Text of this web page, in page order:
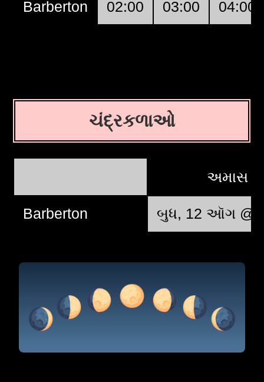
Barberton 02:00 03:00 04:00
ચંદ્રકળાઓ
અમાસ
Barberton બુધ, 12 ઑગ @